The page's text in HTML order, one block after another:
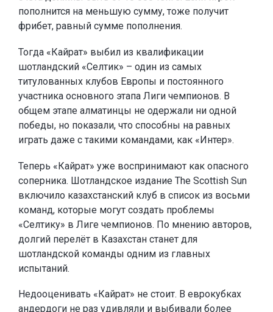
пополнится на меньшую сумму, тоже получит
фрибет, равный сумме пополнения.
Тогда «Кайрат» выбил из квалификации
шотландский «Селтик» – один из самых
титулованных клубов Европы и постоянного
участника основного этапа Лиги чемпионов. В
общем этапе алматинцы не одержали ни одной
победы, но показали, что способны на равных
играть даже с такими командами, как «Интер».
Теперь «Кайрат» уже воспринимают как опасного
соперника. Шотландское издание The Scottish Sun
включило казахстанский клуб в список из восьми
команд, которые могут создать проблемы
«Селтику» в Лиге чемпионов. По мнению авторов,
долгий перелёт в Казахстан станет для
шотландской команды одним из главных
испытаний.
Недооценивать «Кайрат» не стоит. В еврокубках
андердоги не раз удивляли и выбивали более